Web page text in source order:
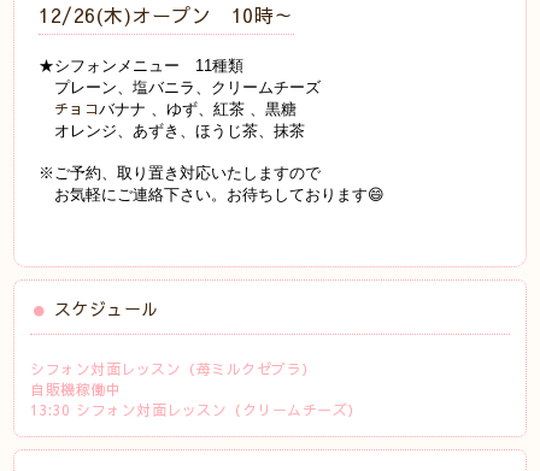
12/26(木)オープン 10時～
★シフォンメニュー 11種類
プレーン、塩バニラ、クリームチーズ
チョコバナナ 、ゆず、紅茶 、黒糖
オレンジ、あずき、ほうじ茶、抹茶
※ご予約、取り置き対応いたしますので
お気軽にご連絡下さい。お待ちしております😄
スケジュール
シフォン対面レッスン（苺ミルクゼブラ）
自販機稼働中
13:30 シフォン対面レッスン（クリームチーズ）